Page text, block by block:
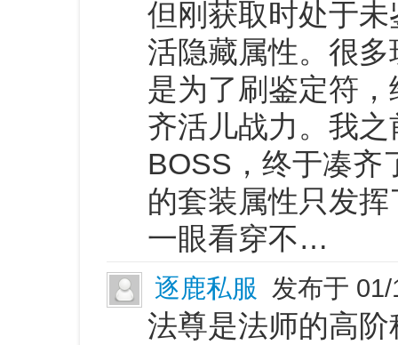
但刚获取时处于
活隐藏属性。很
是为了刷鉴定符
齐活儿战力。我
BOSS，终于凑齐
的套装属性只发
一眼看穿不…
逐鹿私服 发布于
法尊是法师的高